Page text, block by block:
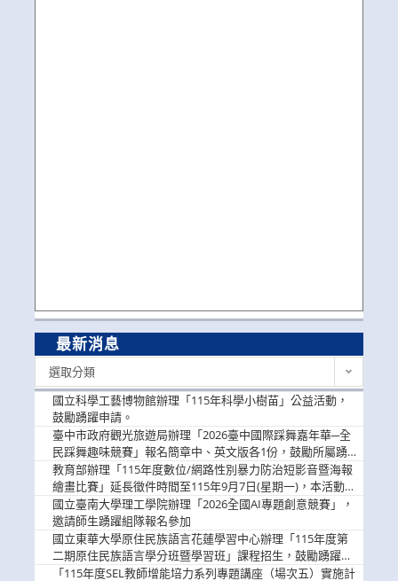
最新消息
選取分類
國立科學工藝博物館辦理「115年科學小樹苗」公益活動，
鼓勵踴躍申請。
臺中市政府觀光旅遊局辦理「2026臺中國際踩舞嘉年華─全
民踩舞趣味競賽」報名簡章中、英文版各1份，鼓勵所屬踴
躍報名參加。
教育部辦理「115年度數位/網路性別暴力防治短影音暨海報
繪畫比賽」延長徵件時間至115年9月7日(星期一)，本活動獎
金優渥，鼓勵學生踴躍參。
國立臺南大學理工學院辦理「2026全國AI專題創意競賽」，
邀請師生踴躍組隊報名參加
國立東華大學原住民族語言花蓮學習中心辦理「115年度第
二期原住民族語言學分班暨學習班」課程招生，鼓勵踴躍報
名
「115年度SEL教師增能培力系列專題講座（場次五）實施計